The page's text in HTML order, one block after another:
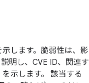
します。脆弱性は、影
明し、CVE ID、関連す
示します。 該当する